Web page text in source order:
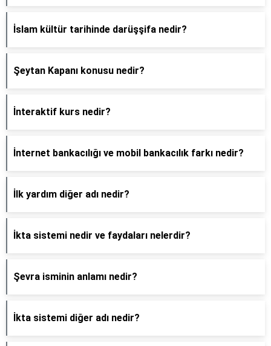
İslam kültür tarihinde darüşşifa nedir?
Şeytan Kapanı konusu nedir?
İnteraktif kurs nedir?
İnternet bankacılığı ve mobil bankacılık farkı nedir?
İlk yardım diğer adı nedir?
İkta sistemi nedir ve faydaları nelerdir?
Şevra isminin anlamı nedir?
İkta sistemi diğer adı nedir?